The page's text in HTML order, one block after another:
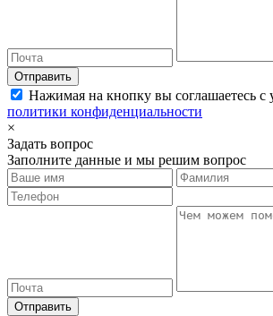
Отправить
Нажимая на кнопку вы соглашаетесь с
политики конфиденциальности
×
Задать вопрос
Заполните данные и мы решим вопрос
Отправить